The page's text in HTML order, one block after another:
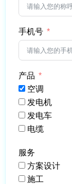
手机号
产品
空调
发电机
发电车
电缆
服务
方案设计
施工